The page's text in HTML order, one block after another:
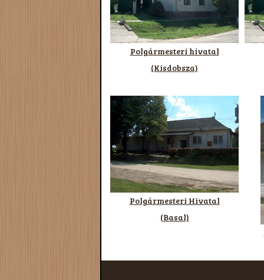
Polgármesteri hivatal
(Kisdobsza)
Polgármesteri Hivatal
(Basal)